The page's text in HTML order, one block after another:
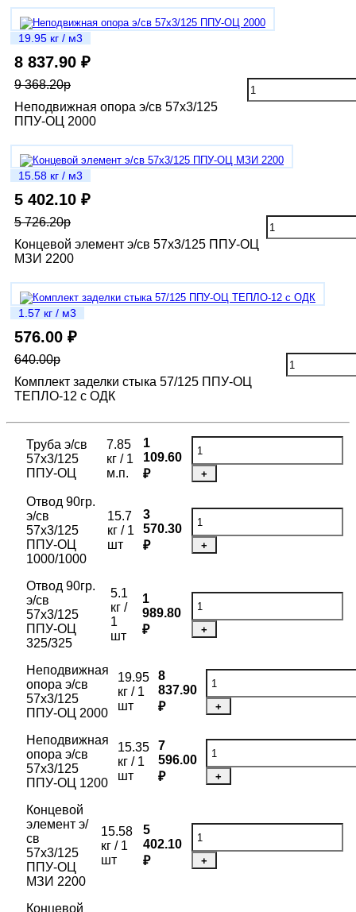
19.95 кг / м3
8 837.90 ₽
9 368.20р
Неподвижная опора э/св 57х3/125
ППУ-ОЦ 2000
15.58 кг / м3
5 402.10 ₽
5 726.20р
Концевой элемент э/св 57х3/125 ППУ-ОЦ
МЗИ 2200
1.57 кг / м3
576.00 ₽
640.00р
Комплект заделки стыка 57/125 ППУ-ОЦ
ТЕПЛО-12 с ОДК
Труба э/св
57х3/125
ППУ-ОЦ
7.85
кг / 1
м.п.
1
109.60
₽
+
Отвод 90гр.
э/св
57х3/125
ППУ-ОЦ
1000/1000
15.7
кг / 1
шт
3
570.30
₽
+
Отвод 90гр.
э/св
57х3/125
ППУ-ОЦ
325/325
5.1
кг /
1
шт
1
989.80
₽
+
Неподвижная
опора э/св
57х3/125
ППУ-ОЦ 2000
19.95
кг / 1
шт
8
837.90
₽
+
Неподвижная
опора э/св
57х3/125
ППУ-ОЦ 1200
15.35
кг / 1
шт
7
596.00
₽
+
Концевой
элемент э/
св
57х3/125
ППУ-ОЦ
МЗИ 2200
15.58
кг / 1
шт
5
402.10
₽
+
Концевой